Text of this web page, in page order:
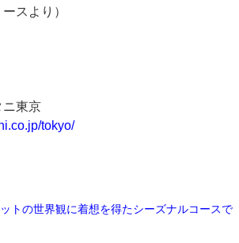
スより）
ニ東京
tokyo/
トの世界観に着想を得たシーズナルコースで